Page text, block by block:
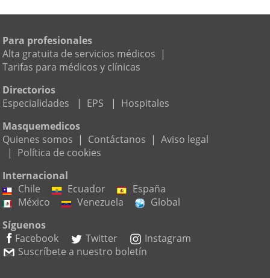
Para profesionales
Alta gratuita de servicios médicos |
Tarifas para médicos y clínicas
Directorios
Especialidades
| EPS | Hospitales
Masquemedicos
Quienes somos | Contáctanos | Aviso legal
| Política de cookies
Internacional
Chile
Ecuador
España
México
Venezuela
Global
Síguenos
Facebook
Twitter
Instagram
Suscríbete a nuestro boletín